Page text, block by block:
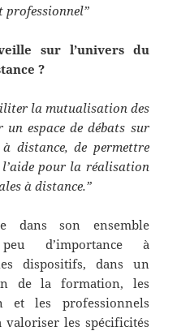
professionnel”
sur l’univers du
?
la mutualisation des
espace de débats sur
distance, de permettre
pour la réalisation
à distance.”
dans son ensemble
d’importance à
dispositifs, dans un
de la formation, les
et les professionnels
les spécificités